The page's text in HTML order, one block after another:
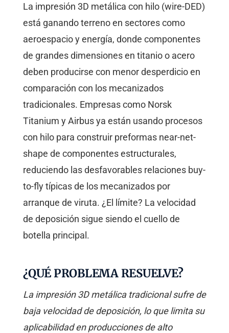
La impresión 3D metálica con hilo (wire-DED)
está ganando terreno en sectores como
aeroespacio y energía, donde componentes
de grandes dimensiones en titanio o acero
deben producirse con menor desperdicio en
comparación con los mecanizados
tradicionales. Empresas como Norsk
Titanium y Airbus ya están usando procesos
con hilo para construir preformas near-net-
shape de componentes estructurales,
reduciendo las desfavorables relaciones buy-
to-fly típicas de los mecanizados por
arranque de viruta. ¿El límite? La velocidad
de deposición sigue siendo el cuello de
botella principal.
¿QUÉ PROBLEMA RESUELVE?
La impresión 3D metálica tradicional sufre de
baja velocidad de deposición, lo que limita su
aplicabilidad en producciones de alto